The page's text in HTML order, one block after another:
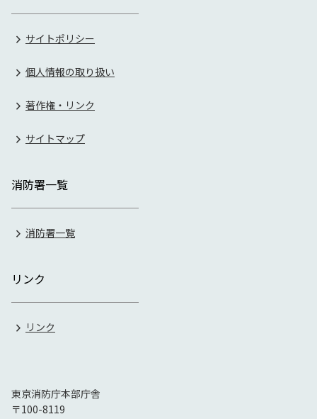
サイトポリシー
個人情報の取り扱い
著作権・リンク
サイトマップ
消防署一覧
消防署一覧
リンク
リンク
東京消防庁本部庁舎
〒100-8119